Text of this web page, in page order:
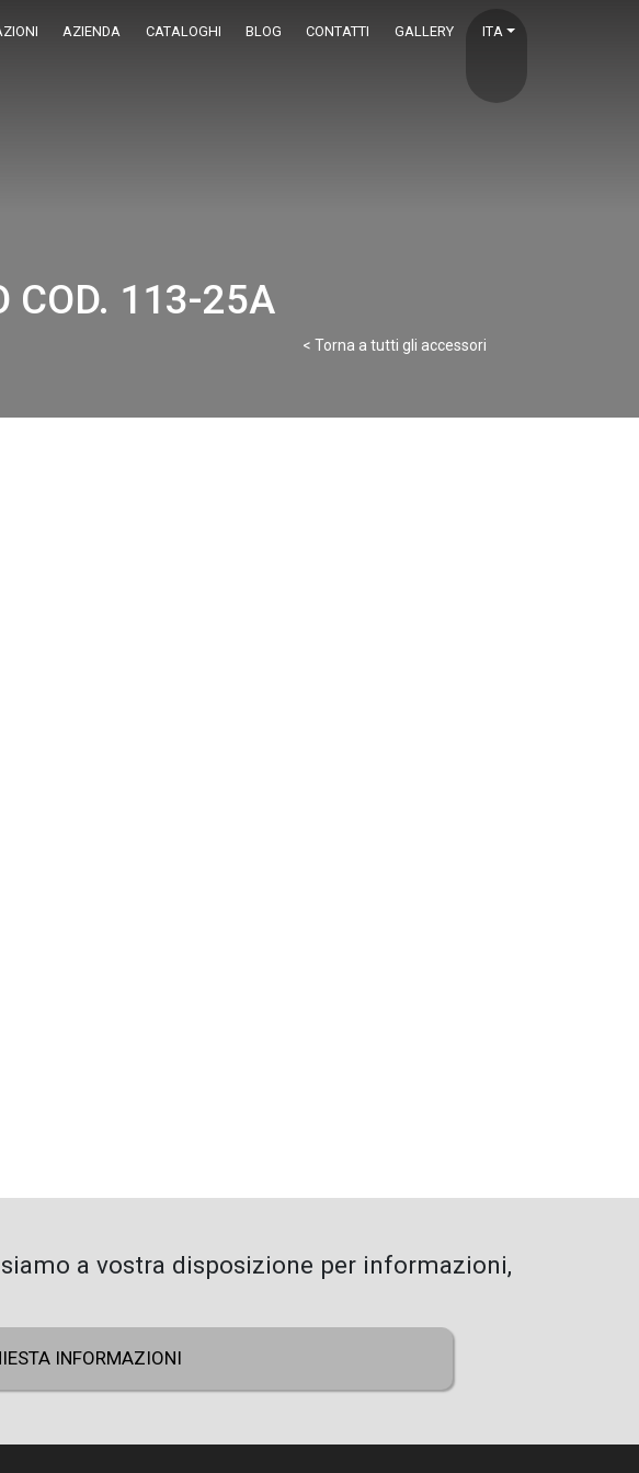
AZIENDA CATALOGHI BLOG CONTATTI GALLERY ITA
COD. 113-25A
< Torna a tutti gli accessori
siamo a vostra disposizione per informazioni,
INFORMAZIONI